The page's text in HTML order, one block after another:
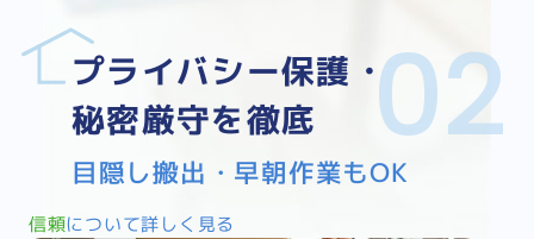
プライバシー保護・
秘密厳守を徹底
目隠し搬出・早朝作業もOK
信頼について詳しく見る